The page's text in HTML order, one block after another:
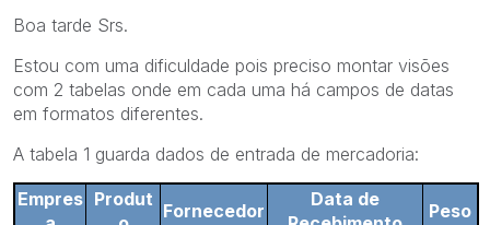
Boa tarde Srs.
Estou com uma dificuldade pois preciso montar visões
com 2 tabelas onde em cada uma há campos de datas
em formatos diferentes.
A tabela 1 guarda dados de entrada de mercadoria:
Empres Produt
Fornecedor
Data de
Peso